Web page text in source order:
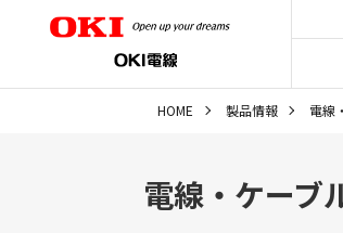
HOME 製品情報 電線
電線・ケーブ